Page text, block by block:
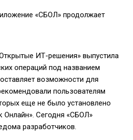
«СБОЛ» продолжает
ИТ-решения» выпустила
операций под названием
возможности для
пользователям
еще не было установлено
Онлайн». Сегодня «СБОЛ»
разработчиков.